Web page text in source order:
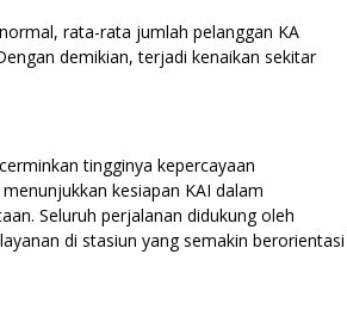
rata-rata jumlah pelanggan KA
demikian, terjadi kenaikan sekitar
tingginya kepercayaan
kesiapan KAI dalam
Seluruh perjalanan didukung oleh
di stasiun yang semakin berorientasi